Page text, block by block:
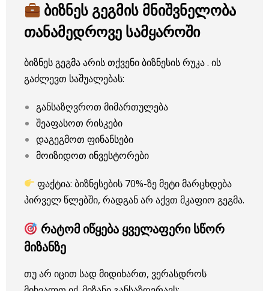
ბიზნეს გეგმის მნიშვნელობა
თანამედროვე სამყაროში
ბიზნეს გეგმა არის თქვენი ბიზნესის რუკა . ის
გაძლევთ საშუალებას:
განსაზღვროთ მიმართულება
შეაფასოთ რისკები
დაგეგმოთ ფინანსები
მოიზიდოთ ინვესტორები
ფაქტია: ბიზნესების 70%-ზე მეტი მარცხდება
პირველ წლებში, რადგან არ აქვთ მკაფიო გეგმა.
რატომ იწყება ყველაფერი სწორ
მიზანზე
თუ არ იცით სად მიდიხართ, ვერასდროს